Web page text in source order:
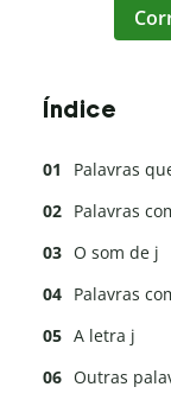
Índice
Palavras
Palavras
O som de j
Palavras
A letra j
Outras